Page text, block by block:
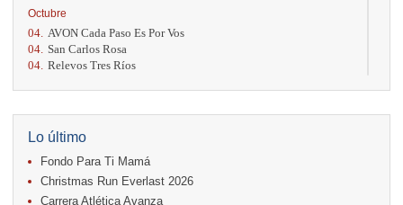
Octubre
04. AVON Cada Paso Es Por Vos
04. San Carlos Rosa
04. Relevos Tres Ríos
17. Caribe Paradise Run
18.
Casa Turire Trail Run
18. Warriors Run Circuit
18. Samsung Jacó Beach Half Marathon 2026
25. KRun by Under Armour
25. Run Alajuela
Lo último
Fondo Para Ti Mamá
Christmas Run Everlast 2026
Carrera Atlética Avanza